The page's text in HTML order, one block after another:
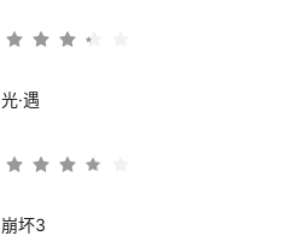
光·遇
崩坏3